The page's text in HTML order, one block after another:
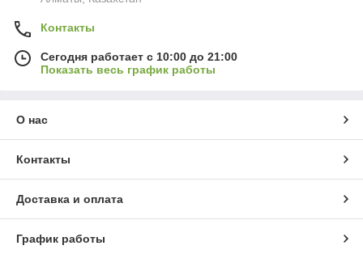
Контакты
Сегодня работает с 10:00 до 21:00
Показать весь график работы
О нас
Контакты
Доставка и оплата
График работы